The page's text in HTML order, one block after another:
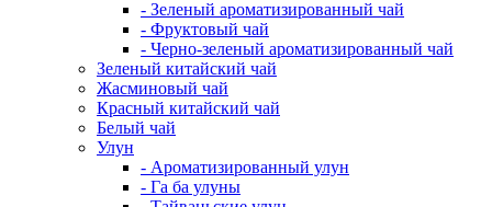
- Зеленый ароматизированный чай
- Фруктовый чай
- Черно-зеленый ароматизированный чай
Зеленый китайский чай
Жасминовый чай
Красный китайский чай
Белый чай
Улун
- Ароматизированный улун
- Га ба улуны